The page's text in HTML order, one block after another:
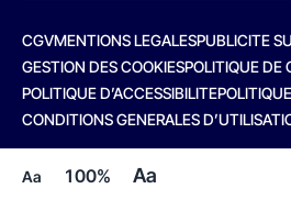
Aa 100% Aa
CGVMENTIONS LEGALESPUBLICITE
GESTION DES COOKIESPOLITIQUE DE
POLITIQUE D’ACCESSIBILITE
CONDITIONS GENERALES